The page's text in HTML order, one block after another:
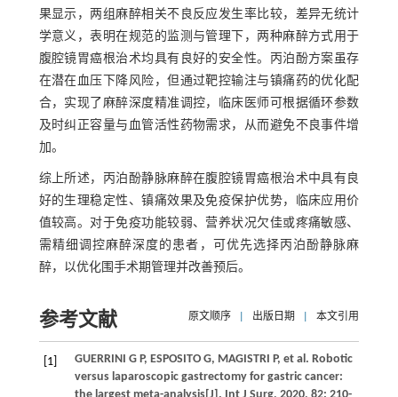
果显示，两组麻醉相关不良反应发生率比较，差异无统计
学意义，表明在规范的监测与管理下，两种麻醉方式用于
腹腔镜胃癌根治术均具有良好的安全性。丙泊酚方案虽存
在潜在血压下降风险，但通过靶控输注与镇痛药的优化配
合，实现了麻醉深度精准调控，临床医师可根据循环参数
及时纠正容量与血管活性药物需求，从而避免不良事件增
加。
综上所述，丙泊酚静脉麻醉在腹腔镜胃癌根治术中具有良
好的生理稳定性、镇痛效果及免疫保护优势，临床应用价
值较高。对于免疫功能较弱、营养状况欠佳或疼痛敏感、
需精细调控麻醉深度的患者，可优先选择丙泊酚静脉麻
醉，以优化围手术期管理并改善预后。
参考文献 原文顺序 出版日期 本文引用
[1]
GUERRINI G P, ESPOSITO G, MAGISTRI P, et al. Robotic
versus laparoscopic gastrectomy for gastric cancer: